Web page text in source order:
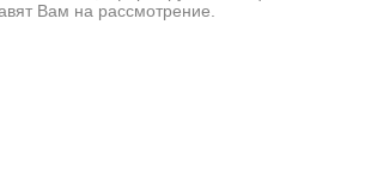
Вам на рассмотрение.